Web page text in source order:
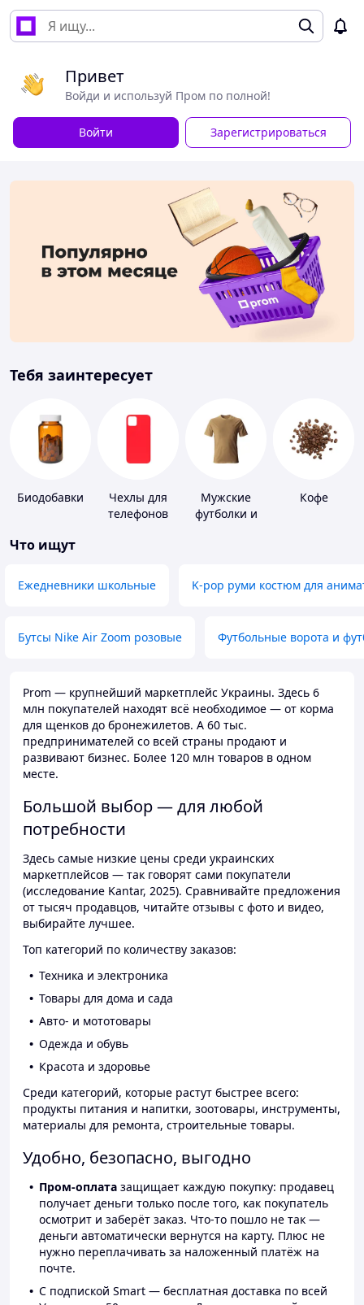
Привет
Войди и используй Пром по полной!
Войти Зарегистрироваться
Тебя заинтересует
Биодобавки
Чехлы для
телефонов
Мужские
футболки и
Кофе
Что ищут
Ежедневники школьные K-pop руми костюм для
Бутсы Nike Air Zoom розовые Футбольные ворота и
Prom — крупнейший маркетплейс Украины. Здесь 6
млн покупателей находят всё необходимое — от корма
для щенков до бронежилетов. А 60 тыс.
предпринимателей со всей страны продают и
развивают бизнес. Более 120 млн товаров в одном
месте.
Большой выбор — для любой
потребности
Здесь самые низкие цены среди украинских
маркетплейсов — так говорят сами покупатели
(исследование Kantar, 2025). Сравнивайте предложения
от тысяч продавцов, читайте отзывы с фото и видео,
выбирайте лучшее.
Топ категорий по количеству заказов:
Техника и электроника
Товары для дома и сада
Авто- и мототовары
Одежда и обувь
Красота и здоровье
Среди категорий, которые растут быстрее всего:
продукты питания и напитки, зоотовары, инструменты,
материалы для ремонта, строительные товары.
Удобно, безопасно, выгодно
Пром-оплата защищает каждую покупку: продавец
получает деньги только после того, как покупатель
осмотрит и заберёт заказ. Что-то пошло не так —
деньги автоматически вернутся на карту. Плюс не
нужно переплачивать за наложенный платёж на
почте.
С подпиской Smart — бесплатная доставка по всей